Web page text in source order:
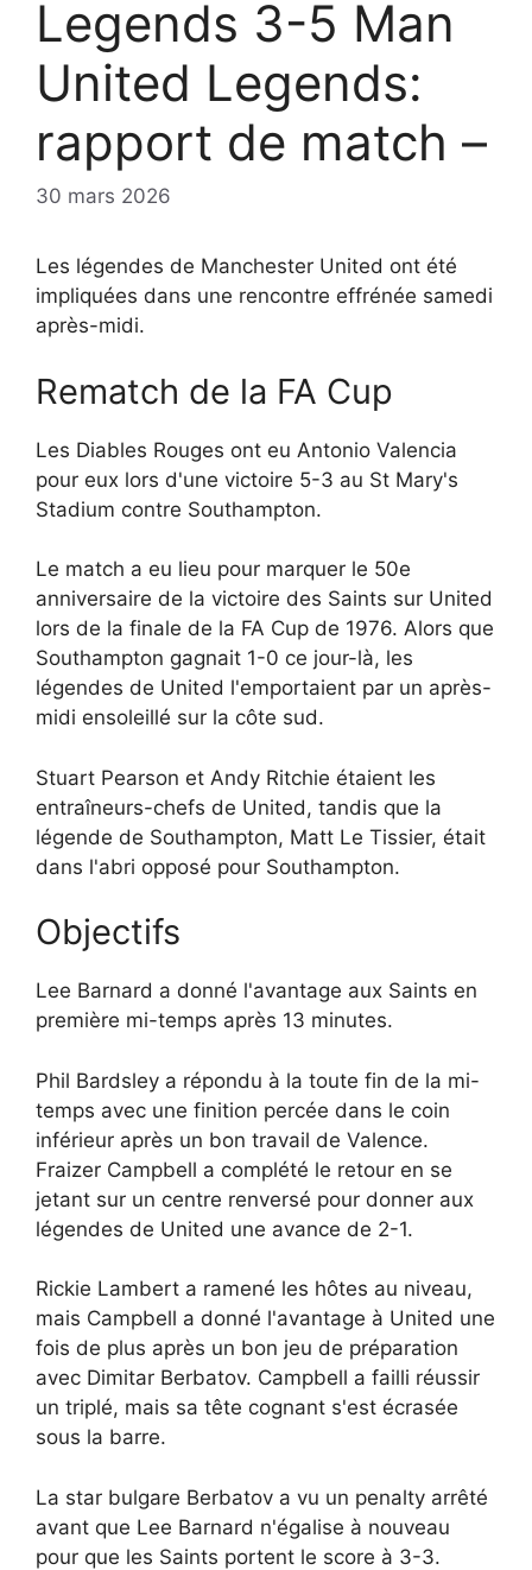
Legends 3-5 Man
United Legends:
rapport de match –
30 mars 2026
Les légendes de Manchester United ont été
impliquées dans une rencontre effrénée samedi
après-midi.
Rematch de la FA Cup
Les Diables Rouges ont eu Antonio Valencia
pour eux lors d'une victoire 5-3 au St Mary's
Stadium contre Southampton.
Le match a eu lieu pour marquer le 50e
anniversaire de la victoire des Saints sur United
lors de la finale de la FA Cup de 1976. Alors que
Southampton gagnait 1-0 ce jour-là, les
légendes de United l'emportaient par un après-
midi ensoleillé sur la côte sud.
Stuart Pearson et Andy Ritchie étaient les
entraîneurs-chefs de United, tandis que la
légende de Southampton, Matt Le Tissier, était
dans l'abri opposé pour Southampton.
Objectifs
Lee Barnard a donné l'avantage aux Saints en
première mi-temps après 13 minutes.
Phil Bardsley a répondu à la toute fin de la mi-
temps avec une finition percée dans le coin
inférieur après un bon travail de Valence.
Fraizer Campbell a complété le retour en se
jetant sur un centre renversé pour donner aux
légendes de United une avance de 2-1.
Rickie Lambert a ramené les hôtes au niveau,
mais Campbell a donné l'avantage à United une
fois de plus après un bon jeu de préparation
avec Dimitar Berbatov. Campbell a failli réussir
un triplé, mais sa tête cognant s'est écrasée
sous la barre.
La star bulgare Berbatov a vu un penalty arrêté
avant que Lee Barnard n'égalise à nouveau
pour que les Saints portent le score à 3-3.